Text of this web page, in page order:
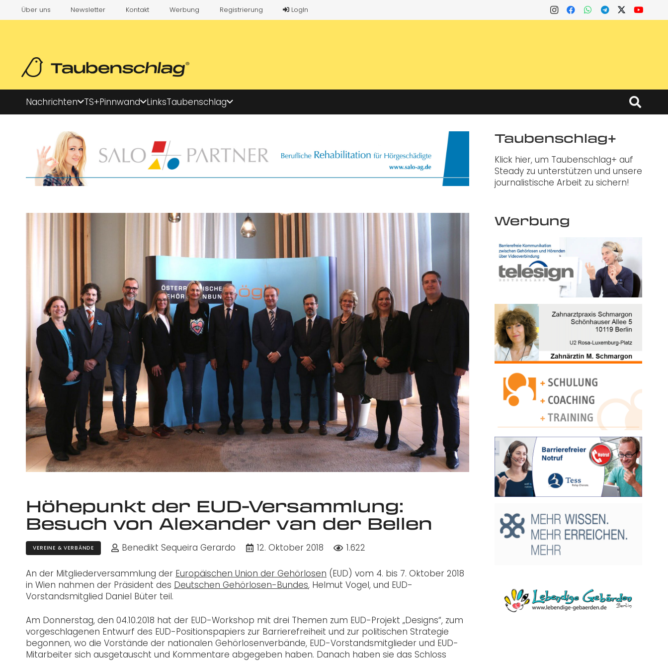
Über uns Newsletter Kontakt Werbung Registrierung LogIn
Nachrichten TS+Pinnwand LinksTaubenschlag
Höhepunkt der EUD-Versammlung:
Besuch von Alexander van der Bellen
VEREINE & VERBÄNDE Benedikt Sequeira Gerardo 12. Oktober 2018 1.622
An der Mitgliederversammlung der Europäischen Union der Gehörlosen (EUD) vom 4. bis 7. Oktober 2018
in Wien nahmen der Präsident des Deutschen Gehörlosen-Bundes, Helmut Vogel, und EUD-
Vorstandsmitglied Daniel Büter teil.
Am Donnerstag, den 04.10.2018 hat der EUD-Workshop mit drei Themen zum EUD-Projekt „Designs“, zum
vorgeschlagenen Entwurf des EUD-Positionspapiers zur Barrierefreiheit und zur politischen Strategie
begonnen, wo die Vorstände der nationalen Gehörlosenverbände, EUD-Vorstandsmitglieder und EUD-
Mitarbeiter sich ausgetauscht und Kommentare abgegeben haben. Danach haben sie das Schloss
Taubenschlag+
Klick hier, um Taubenschlag+ auf
Steady zu unterstützen und unsere
journalistische Arbeit zu sichern!
Werbung